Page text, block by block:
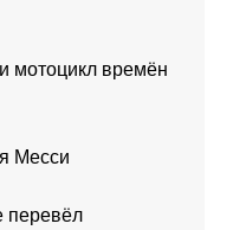
мотоцикл времён
Месси
перевёл